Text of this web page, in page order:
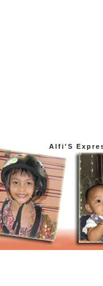
Alfi'S